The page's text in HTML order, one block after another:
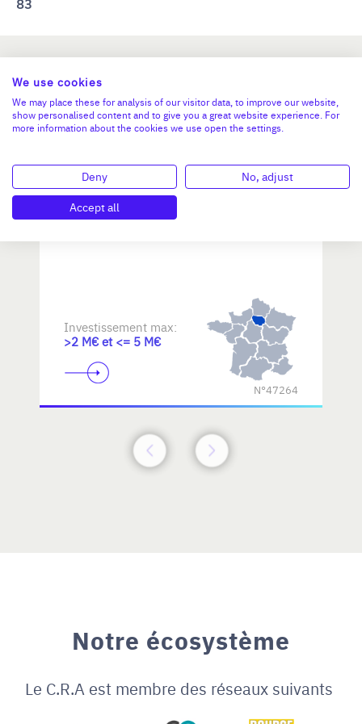
Ces annonces de reprise peuvent aussi
vous intéresser
Reprendre une PME dans les
métiers d'art / savoir-faire
d'excellence
Investissement max:
>2 M€ et <= 5 M€
N°47264
Notre écosystème
Le C.R.A est membre des réseaux suivants
We use cookies
We may place these for analysis of our visitor data, to improve our website,
show personalised content and to give you a great website experience. For
more information about the cookies we use open the settings.
Deny
No, adjust
Accept all